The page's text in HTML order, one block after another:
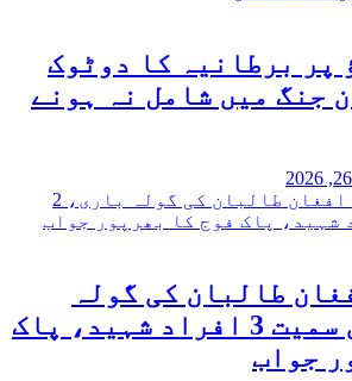
پر برطانیہ کا دوٹوک
جنگ میں شامل نہ ہونے
طالبان کی گولہ
باری، 2 بچوں سمیت 3 افراد شہید، پاک
جواب